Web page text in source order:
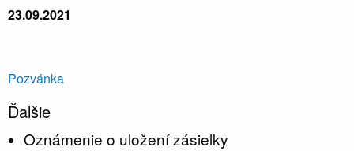
23.09.2021
Pozvánka
Ďalšie
Oznámenie o uložení zásielky